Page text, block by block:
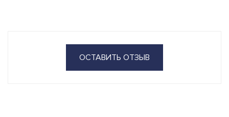
ОСТАВИТЬ ОТЗЫВ